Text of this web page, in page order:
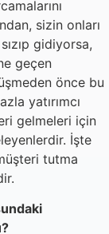
sizin onları
gidiyorsa,
geçen
önce bu
yatırımcı
gelmeleri için
İşte
tutma